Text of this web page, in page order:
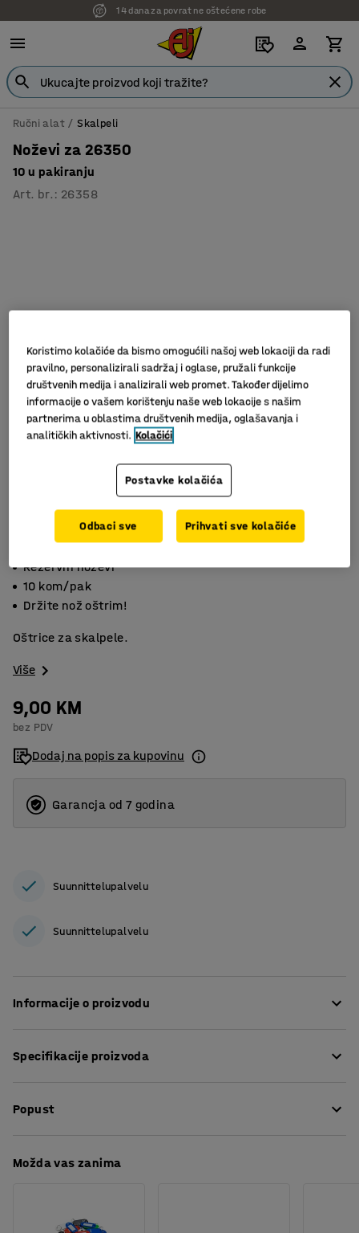
14 dana za povrat ne oštećene robe
Ručni alat Skalpeli
Noževi za 26350
10 u pakiranju
Art. br. : 26358
Slični proizvodi
Rezervni noževi
10 kom/pak
Držite nož oštrim!
Oštrice za skalpele.
Više
9,00 KM
bez PDV
Dodaj na popis za kupovinu
Garancja od 7 godina
Suunnittelupalvelu
Suunnittelupalvelu
Informacije o proizvodu
Specifikacije proizvoda
Broj /pakiranje
Težina: 0,08 kg
Popust
Možda vas zanima
Koristimo kolačiće da bismo omogućili našoj web lokaciji da radi
pravilno, personalizirali sadržaj i oglase, pružali funkcije
društvenih medija i analizirali web promet. Također dijelimo
informacije o vašem korištenju naše web lokacije s našim
partnerima u oblastima društvenih medija, oglašavanja i
analitičkih aktivnosti. Kolačići
Postavke kolačića
Odbaci sve Prihvati sve kolačiće